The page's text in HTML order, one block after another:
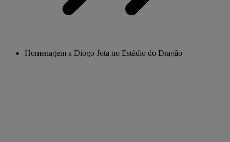
Homenagem a Diogo Jota no Estádio do Dragão